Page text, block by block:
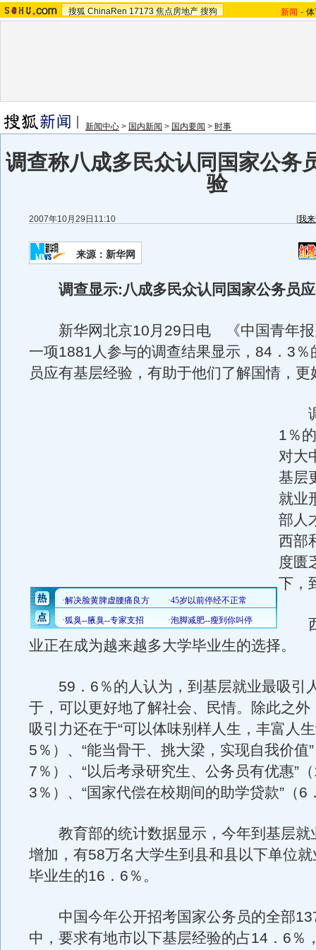
搜狐 ChinaRen 17173 焦点房地产 搜狗 新闻 -
新闻中心 > 国内新闻 > 国内要闻 > 时事
调查称八成多民众认同国家公务
验
2007年10月29日11:10 [我
来源：新华网
调查显示:八成多民众认同国家公务员
新华网北京10月29日电 《中国青年报
一项1881人参与的调查结果显示，84．3％
员应有基层经验，有助于他们了解国情，更
调
1％
对大
基层
就业
部人
西部
度匮
下，
西
业正在成为越来越多大学毕业生的选择。
59．6％的人认为，到基层就业最吸引
于，可以更好地了解社会、民情。除此之外
吸引力还在于“可以体味别样人生，丰富人
5％）、“能当骨干、挑大梁，实现自我价值
7％）、“以后考录研究生、公务员有优惠”
3％）、“国家代偿在校期间的助学贷款”（6
教育部的统计数据显示，今年到基层就
增加，有58万名大学生到县和县以下单位
毕业生的16．6％。
中国今年公开招考国家公务员的全部
中，要求有地市以下基层经验的占14．6％